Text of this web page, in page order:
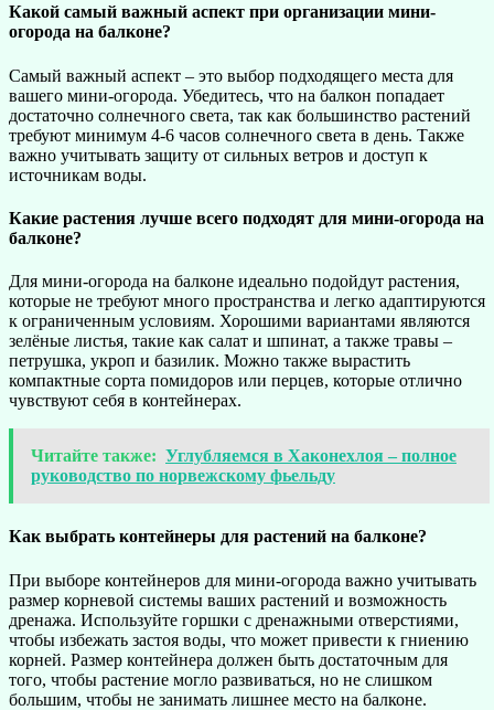
Какой самый важный аспект при организации мини-
огорода на балконе?
Самый важный аспект – это выбор подходящего места для
вашего мини-огорода. Убедитесь, что на балкон попадает
достаточно солнечного света, так как большинство растений
требуют минимум 4-6 часов солнечного света в день. Также
важно учитывать защиту от сильных ветров и доступ к
источникам воды.
Какие растения лучше всего подходят для мини-огорода на
балконе?
Для мини-огорода на балконе идеально подойдут растения,
которые не требуют много пространства и легко адаптируются
к ограниченным условиям. Хорошими вариантами являются
зелёные листья, такие как салат и шпинат, а также травы –
петрушка, укроп и базилик. Можно также вырастить
компактные сорта помидоров или перцев, которые отлично
чувствуют себя в контейнерах.
Читайте также: Углубляемся в Хаконехлоя – полное
руководство по норвежскому фьельду
Как выбрать контейнеры для растений на балконе?
При выборе контейнеров для мини-огорода важно учитывать
размер корневой системы ваших растений и возможность
дренажа. Используйте горшки с дренажными отверстиями,
чтобы избежать застоя воды, что может привести к гниению
корней. Размер контейнера должен быть достаточным для
того, чтобы растение могло развиваться, но не слишком
большим, чтобы не занимать лишнее место на балконе.